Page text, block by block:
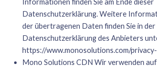
Informationen finden Sie am Ende dieser
Datenschutzerklärung. Weitere
der übertragenen Daten finden Sie in der
Datenschutzerklärung des Anbieters
https://www.monosolutions.com/
Mono Solutions CDN Wir verwenden